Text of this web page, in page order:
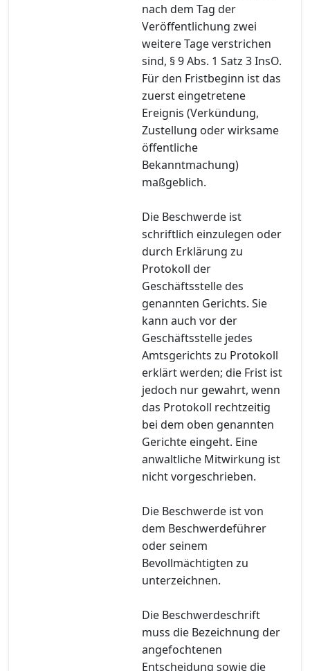
nach dem Tag der
Veröffentlichung zwei
weitere Tage verstrichen
sind, § 9 Abs. 1 Satz 3 InsO.
Für den Fristbeginn ist das
zuerst eingetretene
Ereignis (Verkündung,
Zustellung oder wirksame
öffentliche
Bekanntmachung)
maßgeblich.
Die Beschwerde ist
schriftlich einzulegen oder
durch Erklärung zu
Protokoll der
Geschäftsstelle des
genannten Gerichts. Sie
kann auch vor der
Geschäftsstelle jedes
Amtsgerichts zu Protokoll
erklärt werden; die Frist ist
jedoch nur gewahrt, wenn
das Protokoll rechtzeitig
bei dem oben genannten
Gerichte eingeht. Eine
anwaltliche Mitwirkung ist
nicht vorgeschrieben.
Die Beschwerde ist von
dem Beschwerdeführer
oder seinem
Bevollmächtigten zu
unterzeichnen.
Die Beschwerdeschrift
muss die Bezeichnung der
angefochtenen
Entscheidung sowie die